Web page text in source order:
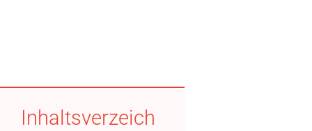
Inhaltsverzeich